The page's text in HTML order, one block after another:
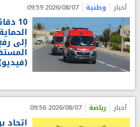
أخبار وطنية 2026/08/07 09:59
10
إلى
أخبار رياضة 2026/08/07 09:56
اتحاد